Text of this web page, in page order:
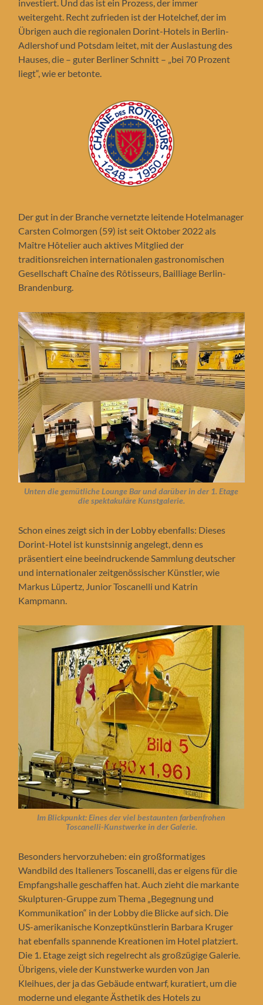
investiert. Und das ist ein Prozess, der immer
weitergeht. Recht zufrieden ist der Hotelchef, der im
Übrigen auch die regionalen Dorint-Hotels in Berlin-
Adlershof und Potsdam leitet, mit der Auslastung des
Hauses, die – guter Berliner Schnitt – „bei 70 Prozent
liegt“, wie er betonte.
Der gut in der Branche vernetzte leitende Hotelmanager
Carsten Colmorgen (59) ist seit Oktober 2022 als
Maître Hôtelier auch aktives Mitglied der
traditionsreichen internationalen gastronomischen
Gesellschaft Chaîne des Rôtisseurs, Bailliage Berlin-
Brandenburg.
Unten die gemütliche Lounge Bar und darüber in der 1. Etage
die spektakuläre Kunstgalerie.
Schon eines zeigt sich in der Lobby ebenfalls: Dieses
Dorint-Hotel ist kunstsinnig angelegt, denn es
präsentiert eine beeindruckende Sammlung deutscher
und internationaler zeitgenössischer Künstler, wie
Markus Lüpertz, Junior Toscanelli und Katrin
Kampmann.
Im Blickpunkt: Eines der viel bestaunten farbenfrohen
Toscanelli-Kunstwerkein der Galerie.
Besonders hervorzuheben: ein großformatiges
Wandbild des Italieners Toscanelli, das er eigens für die
Empfangshalle geschaffen hat. Auch zieht die markante
Skulpturen-Gruppe zum Thema „Begegnung und
Kommunikation“ in der Lobby die Blicke auf sich. Die
US-amerikanische Konzeptkünstlerin Barbara Kruger
hat ebenfalls spannende Kreationen im Hotel platziert.
Die 1. Etage zeigt sich regelrecht als großzügige Galerie.
Übrigens, viele der Kunstwerke wurden von Jan
Kleihues, der ja das Gebäude entwarf, kuratiert, um die
moderne und elegante Ästhetik des Hotels zu